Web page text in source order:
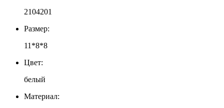
2104201
Размер:
11*8*8
Цвет:
белый
Материал: